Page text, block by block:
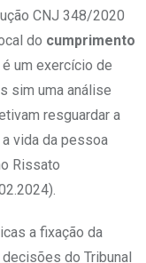
CNJ 348/2020
do cumprimento
é um exercício de
sim uma análise
resguardar a
vida da pessoa
Rissato
a fixação da
do Tribunal